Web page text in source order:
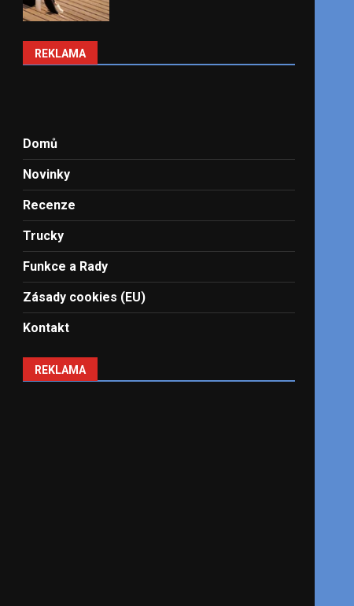
REKLAMA
Domů
Novinky
Recenze
Trucky
Funkce a Rady
Zásady cookies (EU)
Kontakt
REKLAMA